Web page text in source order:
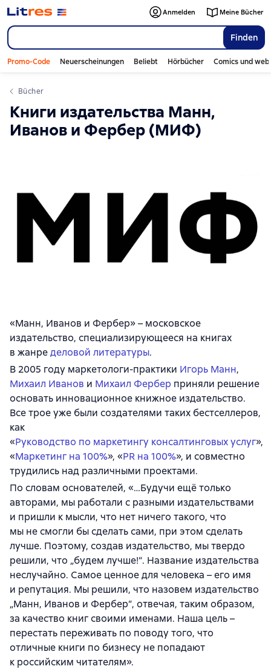
Finden
Anmelden Meine Bücher
Promo-Code Neuerscheinungen Beliebt Hörbücher Comics und
Bücher
Книги издательства Манн,
Иванов и Фербер (МИФ)
«Манн, Иванов и Фербер» – московское
издательство, специализирующееся на книгах
в жанределовой литературы.
В 2005 году маркетологи-практики Игорь Манн,
Михаил Иванов и Михаил Фербер приняли решение
основать инновационное книжное издательство.
Все трое уже были создателями таких бестселлеров,
как
«Руководство по маркетингу консалтинговых услуг»,
«Маркетинг на 100%», «PR на 100%», и совместно
трудились над различными проектами.
По словам основателей, «…Будучи ещё только
авторами, мы работали с разными издательствами
и пришли к мысли, что нет ничего такого, что
мы не смогли бы сделать сами, при этом сделать
лучше. Поэтому, создав издательство, мы твердо
решили, что „будем лучше!“. Название издательства
неслучайно. Самое ценное для человека – его имя
и репутация. Мы решили, что назовем издательство
„Манн, Иванов и Фербер“, отвечая, таким образом,
за качество книг своими именами. Наша цель –
перестать переживать по поводу того, что
отличные книги по бизнесу не попадают
к российским читателям».